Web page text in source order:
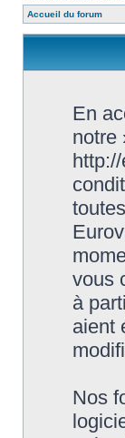
Accueil du forum
En
notre
vous
à
aient
Nos